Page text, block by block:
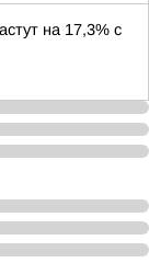
на 17,3% с